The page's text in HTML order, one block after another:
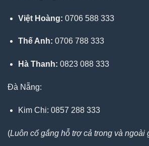
Việt Hoàng: 0706 588 333
Thế Anh: 0706 788 333
Hà Thanh: 0823 088 333
Đà Nẵng:
Kim Chi: 0857 288 333
(Luôn cố gắng hỗ trợ cả trong và ngoài